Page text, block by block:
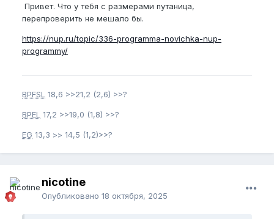
Твердость эрекции 7-8
Итак расскажу краткую историю своего опыта в
нупе, все началось с декабря 2024 когда я
Привет. Что у тебя с размерами путаница,
перепроверить не мешало бы.
https://nup.ru/topic/336-programma-novichka-nup-
programmy/
BPFSL 18,6 >>21,2 (2,6) >>?
BPEL 17,2 >>19,0 (1,8) >>?
EG 13,3 >> 14,5 (1,2)>>?
nicotine
Опубликовано 18 октября, 2025